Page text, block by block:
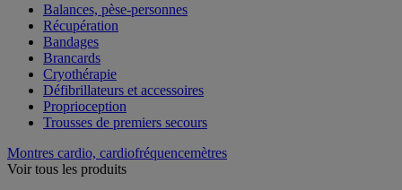
Balances, pèse-personnes
Récupération
Bandages
Brancards
Cryothérapie
Défibrillateurs et accessoires
Proprioception
Trousses de premiers secours
Montres cardio, cardiofréquencemètres
Voir tous les produits